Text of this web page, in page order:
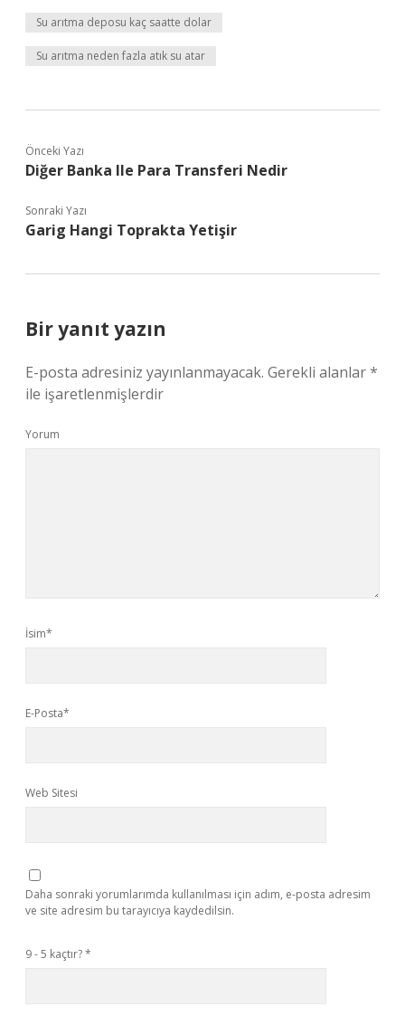
Su arıtma deposu kaç saatte dolar
Su arıtma neden fazla atık su atar
Önceki Yazı
Diğer Banka Ile Para Transferi Nedir
Sonraki Yazı
Garig Hangi Toprakta Yetişir
Bir yanıt yazın
E-posta adresiniz yayınlanmayacak. Gerekli alanlar*
ile işaretlenmişlerdir
Yorum
İsim*
E-Posta*
Web Sitesi
Daha sonraki yorumlarımda kullanılması için adım, e-posta adresim
ve site adresim bu tarayıcıya kaydedilsin.
9 - 5 kaçtır?*